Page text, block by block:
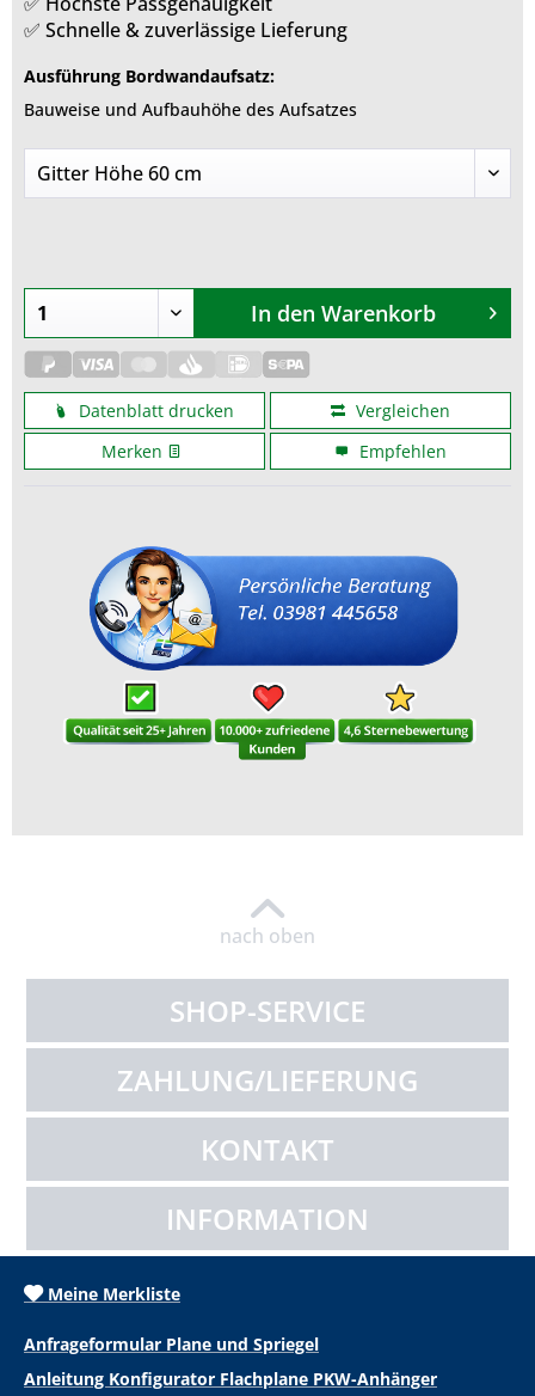
✅ Schnelle & zuverlässige Lieferung
Ausführung Bordwandaufsatz:
Bauweise und Aufbauhöhe des Aufsatzes
In den Warenkorb
Datenblatt drucken
Vergleichen
Merken
Empfehlen
nach oben
SHOP-SERVICE
ZAHLUNG/LIEFERUNG
KONTAKT
INFORMATION
Meine Merkliste
Anfrageformular Plane und Spriegel
Anleitung Konfigurator Flachplane PKW-Anhänger